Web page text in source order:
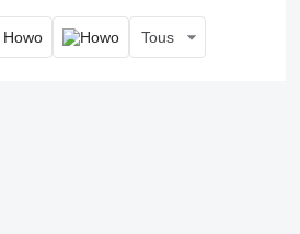
Tous